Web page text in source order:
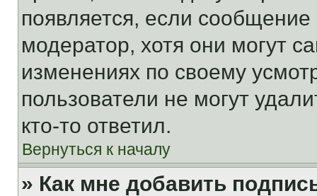
появляется, если
модератор, хотя они могут
изменениях по своему
пользователи не могут
кто-то ответил.
Вернуться к началу
» Как мне добавить